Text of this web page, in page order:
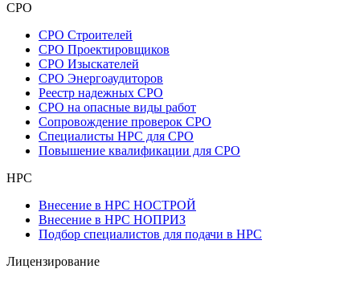
СРО
СРО Строителей
СРО Проектировщиков
СРО Изыскателей
СРО Энергоаудиторов
Реестр надежных СРО
СРО на опасные виды работ
Сопровождение проверок СРО
Специалисты НРС для СРО
Повышение квалификации для СРО
НРС
Внесение в НРС НОСТРОЙ
Внесение в НРС НОПРИЗ
Подбор специалистов для подачи в НРС
Лицензирование